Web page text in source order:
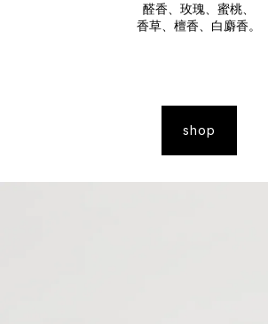
醛香、玫瑰、蜜桃、
香草、檀香、白麝香。
shop